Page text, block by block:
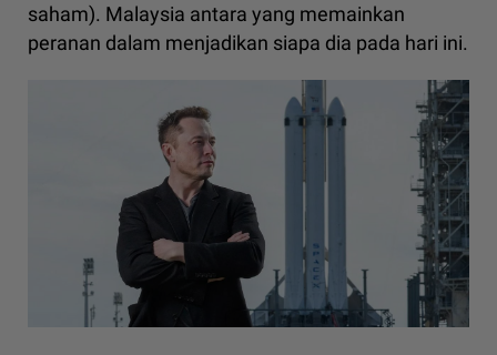
saham). Malaysia antara yang memainkan
peranan dalam menjadikan siapa dia pada hari ini.